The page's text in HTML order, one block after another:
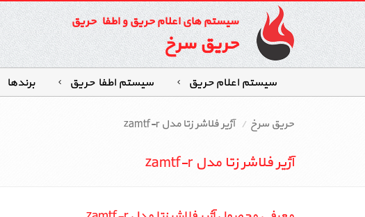
سیستم های اعلام حریق و اطفاء حریق
حریق سرخ
سیستم اعلام حریق سیستم اطفاءحریق برندها
حریق سرخ آژیر فلاشر زتا مدل zamtf-r
آژیر فلاشر زتا مدل zamtf-r